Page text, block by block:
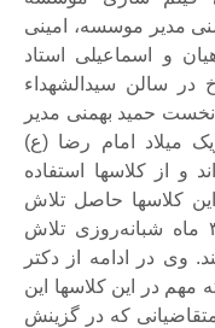
مدیر موسسه، امینی
و اسماعیلی استاد
در سالن سیدالشهداء
حمید بهمنی مدیر
میلاد امام رضا (ع)
و از کلاسها استفاده
این کلاسها حاصل تلاش
شبانه‌روزی جمعی است که حداقل ۳ ماه شبانه‌روزی تلاش
وی در ادامه از دکتر
در این کلاسها این
که در گزینش